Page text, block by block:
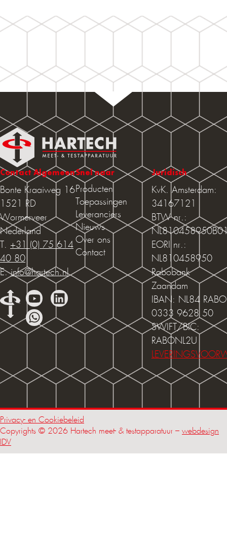
Contact Algemeen
Bonte Kraaiweg 16
1521 RD
Wormerveer
Nederland
T. +31 (0) 75 614
40 80
E.info@hartech.nl
Snel naar
Producten
Toepassingen
Leveranciers
Nieuws
Over ons
Contact
Juridisch
KvK. Amsterdam:
34167121
BTW nr.:
EORI nr.:
NL810458950
Rabobank
Zaandam
IBAN: NL84 RABO
0333 9628 50
SWIFT/BIC:
RABONL2U
Privacy- en Cookiebeleid
Copyrights © 2026 Hartech meet- & testapparatuur – webdesign
IDV